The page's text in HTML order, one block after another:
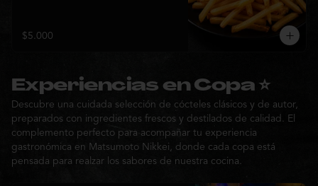
$5.000
Experiencias en Copa ⭐
Descubre una cuidada selección de cócteles clásicos y de autor,
preparados con ingredientes frescos y destilados de calidad. El
complemento perfecto para acompañar tu experiencia
gastronómica en Matsumoto Nikkei, donde cada copa está
pensada para realzar los sabores de nuestra cocina.